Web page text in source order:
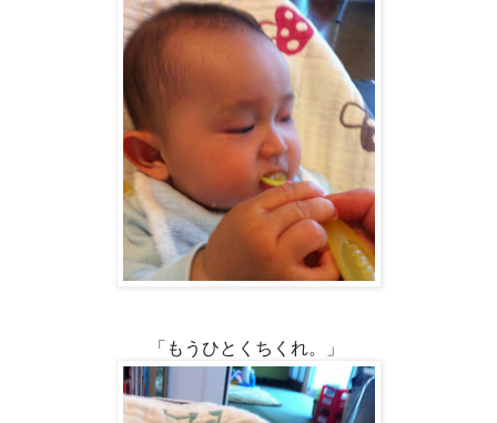
「もうひとくちくれ。」